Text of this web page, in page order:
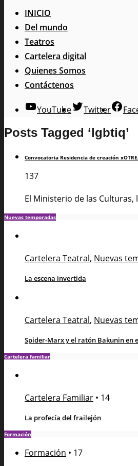
INICIO
Del mundo
Teatros
Cartelera digital
Quienes Somos
Contáctenos
YouTube Twitter
Posts Tagged ‘lgbtiq’
Convocatoria Residencia de creación
137
El Ministerio de las Culturas,
Nuevas temporadas
Cartelera Teatral, Nuevas
La escena invertida
Cartelera Teatral, Nuevas
Spider-Marx y el ratón Bakunin en
Cartelera familiar
Cartelera Familiar • 14
La profecía del frailejón
Formación
Formación • 17